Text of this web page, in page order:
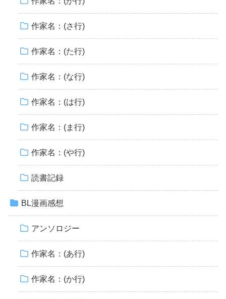
作家名：(さ行)
作家名：(た行)
作家名：(な行)
作家名：(は行)
作家名：(ま行)
作家名：(や行)
読書記録
BL漫画感想
アンソロジー
作家名：(あ行)
作家名：(か行)